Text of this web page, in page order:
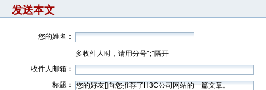
发送本文
您的姓名：
多收件人时，请用分号";"隔开
收件人邮箱：
标题：